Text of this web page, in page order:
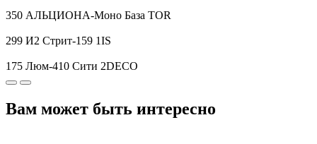
350 АЛЬЦИОНА-Моно База TOR
299 И2 Стрит-159 1IS
175 Люм-410 Сити 2DECO
Вам может быть интересно